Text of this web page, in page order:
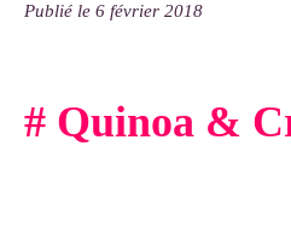
Publié le 6 février 2018
# Quinoa &